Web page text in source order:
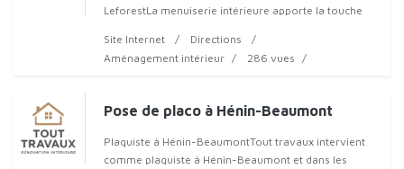
LeforestLa menuiserie intérieure apporte la touche
quotidien. Chez Ezalia Renov, nous
Site Internet
Directions
Aménagement intérieur
286 vues
Pose de placo à Hénin-Beaumont
Plaquiste à Hénin-BeaumontTout travaux intervient
comme plaquiste à Hénin-Beaumont et dans les